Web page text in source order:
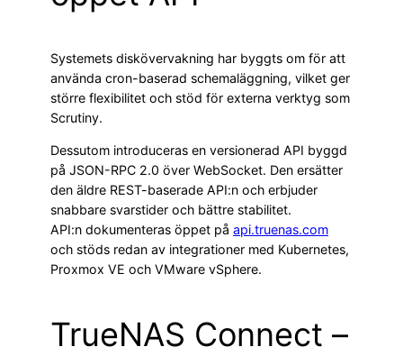
Systemets diskövervakning har byggts om för att
använda cron-baserad schemaläggning, vilket ger
större flexibilitet och stöd för externa verktyg som
Scrutiny.
Dessutom introduceras en versionerad API byggd
på JSON-RPC 2.0 över WebSocket. Den ersätter
den äldre REST-baserade API:n och erbjuder
snabbare svarstider och bättre stabilitet.
API:n dokumenteras öppet på api.truenas.com
och stöds redan av integrationer med Kubernetes,
Proxmox VE och VMware vSphere.
TrueNAS Connect –